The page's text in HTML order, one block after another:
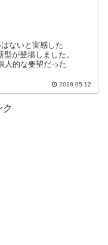
ないと実感した
が登場しました。
人的な要望だった
2018.05.12